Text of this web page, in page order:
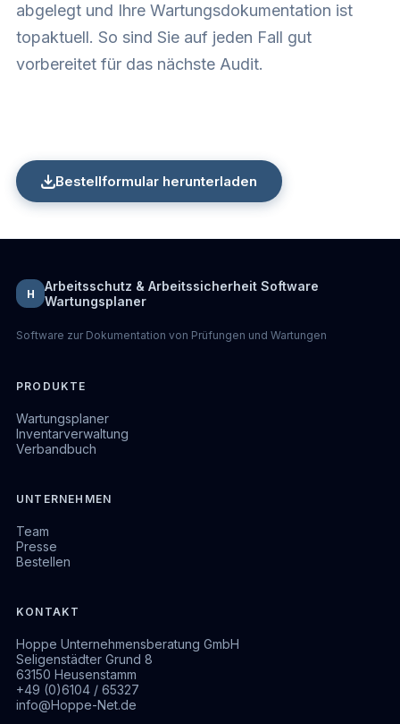
abgelegt und Ihre Wartungsdokumentation ist
topaktuell. So sind Sie auf jeden Fall gut
vorbereitet für das nächste Audit.
Bestellformular herunterladen
H
Arbeitsschutz & Arbeitssicherheit Software
Wartungsplaner
Software zur Dokumentation von Prüfungen und Wartungen
PRODUKTE
Wartungsplaner
Inventarverwaltung
Verbandbuch
UNTERNEHMEN
Team
Presse
Bestellen
KONTAKT
Hoppe Unternehmensberatung GmbH
Seligenstädter Grund 8
63150 Heusenstamm
+49 (0)6104 / 65327
info@Hoppe-Net.de